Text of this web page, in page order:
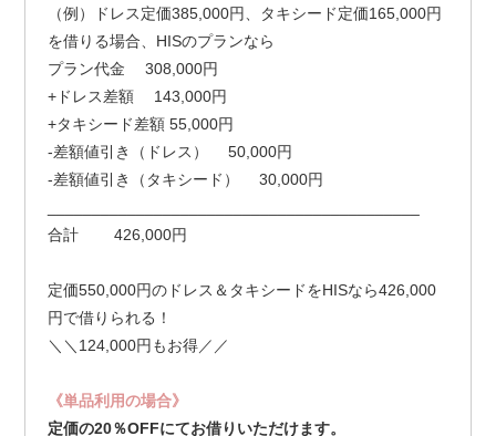
（例）ドレス定価385,000円、タキシード定価165,000円
を借りる場合、HISのプランなら
プラン代金 308,000円
+ドレス差額 143,000円
+タキシード差額 55,000円
-差額値引き（ドレス） 50,000円
-差額値引き（タキシード） 30,000円
合計 426,000円
定価550,000円のドレス＆タキシードをHISなら426,000
円で借りられる！
＼＼124,000円もお得／／
《単品利用の場合》
定価の20％OFFにてお借りいただけます。